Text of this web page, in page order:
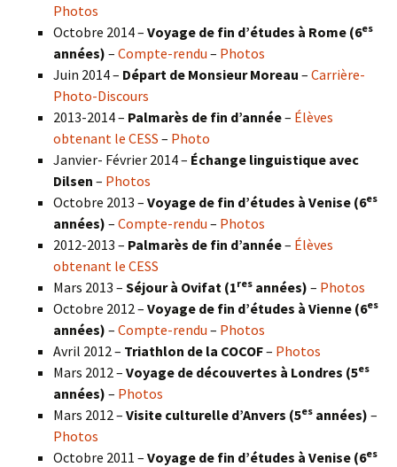
Photos
Octobre 2014 – Voyage de fin d’études à Rome (6es
années) – Compte-rendu – Photos
Juin 2014 – Départ de Monsieur Moreau – Carrière-
Photo-Discours
2013-2014 – Palmarès de fin d’année– Élèves
obtenant le CESS – Photo
Janvier- Février 2014 – Échange linguistique avec
Dilsen – Photos
Octobre 2013 – Voyage de fin d’études à Venise (6es
années) – Compte-rendu – Photos
2012-2013 – Palmarès de fin d’année– Élèves
obtenant le CESS
Mars 2013 – Séjour à Ovifat (1res années) – Photos
Octobre 2012 – Voyage de fin d’études à Vienne (6es
années) – Compte-rendu – Photos
Avril 2012 – Triathlon de la COCOF– Photos
Mars 2012 – Voyage de découvertes à Londres (5es
années) – Photos
Mars 2012 – Visite culturelle d’Anvers (5es années) –
Photos
Octobre 2011 – Voyage de fin d’études à Venise (6es